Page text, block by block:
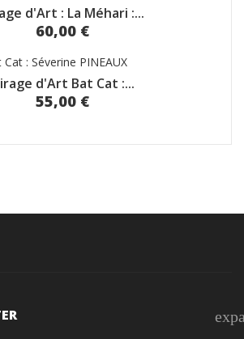
d'Art : La Méhari :...
60,00 €
d'Art Bat Cat :...
55,00 €